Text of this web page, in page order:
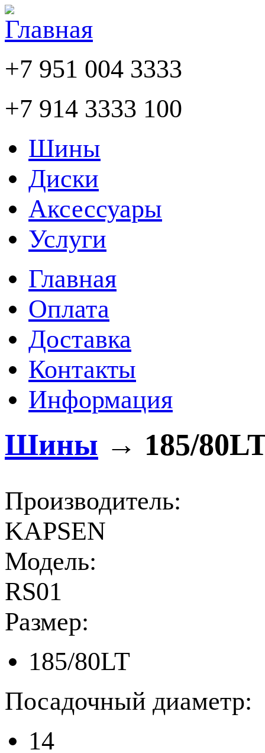
+7 951 004 3333
+7 914 3333 100
Шины
Диски
Аксессуары
Услуги
Главная
Оплата
Доставка
Контакты
Информация
Шины → 185/
Производитель:
KAPSEN
Модель:
RS01
Размер:
185/80LT
Посадочный диаметр:
14